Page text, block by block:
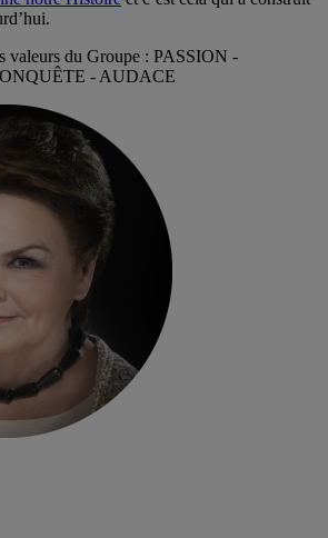
valeurs du Groupe : PASSION -
- AUDACE